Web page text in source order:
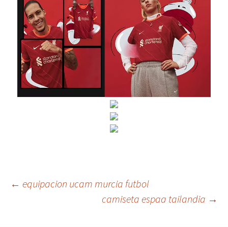
Navegación
← equipacion ucam murcia futbol
camiseta espaa tailandia →